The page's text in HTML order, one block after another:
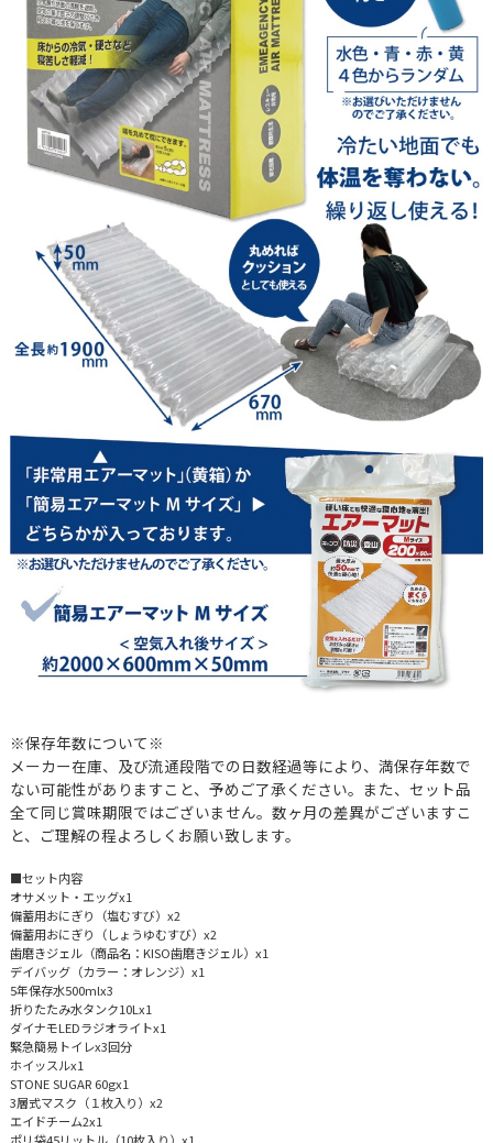
※保存年数について※
メーカー在庫、及び流通段階での日数経過等により、満保存年数で
ない可能性がありますこと、予めご了承ください。また、セット品
全て同じ賞味期限ではございません。数ヶ月の差異がございますこ
と、ご理解の程よろしくお願い致します。
■セット内容
オサメット・エッグx1
備蓄用おにぎり（塩むすび）x2
備蓄用おにぎり（しょうゆむすび）x2
歯磨きジェル（商品名：KISO歯磨きジェル）x1
デイバッグ（カラー：オレンジ）x1
5年保存水500mlx3
折りたたみ水タンク10Lx1
ダイナモLEDラジオライトx1
緊急簡易トイレx3回分
ホイッスルx1
STONE SUGAR 60gx1
3層式マスク（１枚入り）x2
エイドチーム2x1